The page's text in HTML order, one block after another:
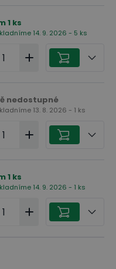
1 ks
14. 9. 2026 - 5 ks
nedostupné
13. 8. 2026 - 1 ks
1 ks
14. 9. 2026 - 1 ks